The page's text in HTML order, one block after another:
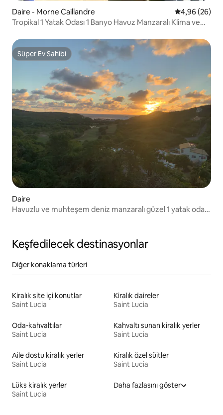
Daire - Morne Caillandre 5 üzerinden
4,96 (26)
Tropikal 1 Yatak Odası 1 Banyo Havuz Manzaralı Klima ve
Süper Ev Sahibi
Süper Ev Sahibi
Daire
Havuzlu ve muhteşem deniz manzaralı güzel 1 yatak odalı
Keşfedilecek destinasyonlar
Diğer konaklama türleri
Kiralık site içi konutlar
Saint Lucia
Kiralık daireler
Saint Lucia
Oda-kahvaltılar
Saint Lucia
Kahvaltı sunan kiralık yerler
Saint Lucia
Aile dostu kiralık yerler
Saint Lucia
Kiralık özel süitler
Saint Lucia
Lüks kiralık yerler
Saint Lucia
Daha fazlasını göster